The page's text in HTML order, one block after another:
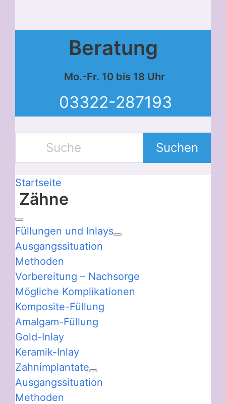
Beratung
Mo.-Fr. 10 bis 18 Uhr
03322-287193
Suchen
Startseite
Zähne
Füllungen und Inlays
Ausgangssituation
Methoden
Vorbereitung – Nachsorge
Mögliche Komplikationen
Komposite-Füllung
Amalgam-Füllung
Gold-Inlay
Keramik-Inlay
Zahnimplantate
Ausgangssituation
Methoden